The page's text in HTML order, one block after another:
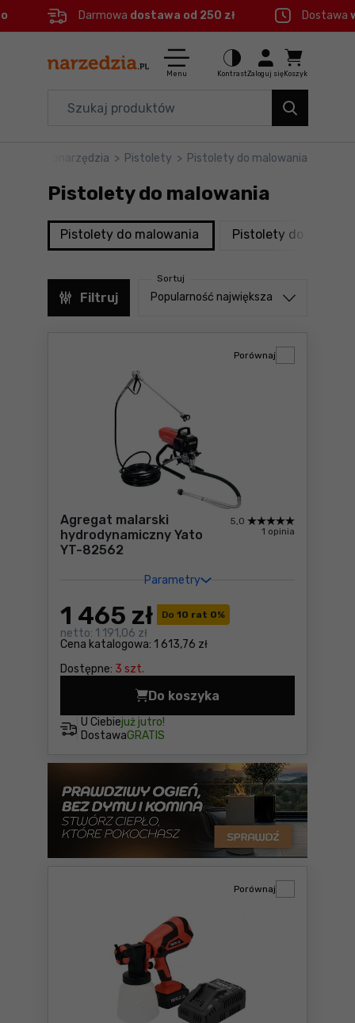
Menu główne
Filtry
Produkty
Mapa strony
Darmowa dostawa od 250 zł Dostawa
Menu KontrastZaloguj się Koszyk
Elektronarzędzia
BHP
Branże
Okazje
Elektronarzędzia > Pistolety > Pistolety do malowania
Pistolety do malowania
Pistolety do malowania produktyPistolety do silikonu
Filtruj
Sortuj
Sortuj od
Popularność największa
Agregat malarski
hydrodynamiczny Yato
YT-82562
Parametry
5,0
1 opinia
Do 10 rat 0%
Cena katalogowa: 1 613,76 zł
1 465 zł
netto: 1 191,06 zł
Dostępne: 3 szt.
Porównaj
U Ciebiejuż jutro!
DostawaGRATIS
Do koszyka
Agregat malarski
Porównaj